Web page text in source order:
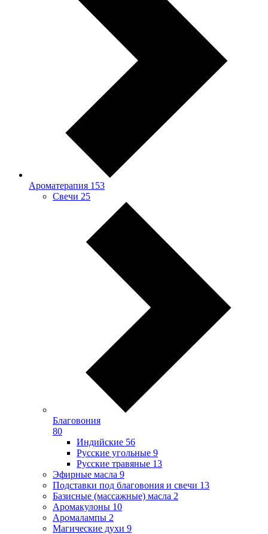
Ароматерапия 153
Свечи 25
Благовония
80
Индийские 56
Русские угольные 9
Русские травяные 13
Эфирные масла 9
Подставки под благовония и свечи 13
Базисные (массажные) масла 2
Аромакулоны 10
Аромалампы 2
Магические духи 9